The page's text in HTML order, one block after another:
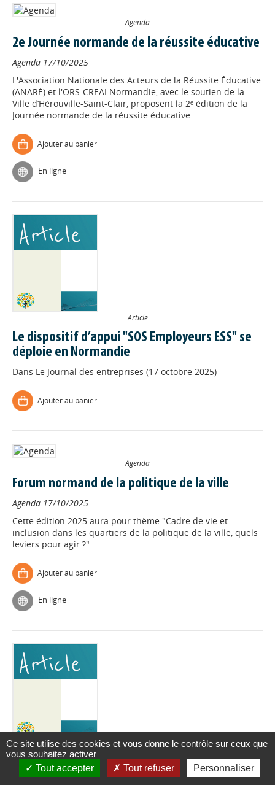
Agenda
2e Journée normande de la réussite éducative
Agenda 17/10/2025
L'Association Nationale des Acteurs de la Réussite Éducative
(ANARÉ) et l'ORS-CREAI Normandie, avec le soutien de la
Ville d’Hérouville-Saint-Clair, proposent la 2ᵉ édition de la
Journée normande de la réussite éducative.
Ajouter au panier
En ligne
Article
Le dispositif d’appui "SOS Employeurs ESS" se
déploie en Normandie
Dans Le Journal des entreprises (17 octobre 2025)
Ajouter au panier
Agenda
Forum normand de la politique de la ville
Agenda 17/10/2025
Cette édition 2025 aura pour thème "Cadre de vie et
inclusion dans les quartiers de la politique de la ville, quels
leviers pour agir ?".
Ajouter au panier
En ligne
Article
Orne : une formation accessible à tous pour
devenir apiculteur
Ce site utilise des cookies et vous donne le contrôle sur ceux que
vous souhaitez activer
Tout accepter
Tout refuser Personnaliser